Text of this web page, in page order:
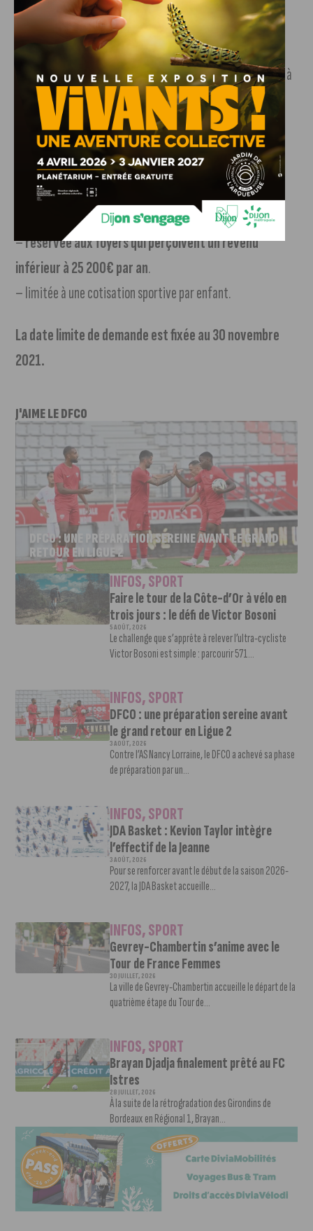
Les conditions pour prétendre à cette aide
Il faut remplir plusieurs conditions pour pouvoir prétendre à
cette aide.
En effet, cette aide est :
réservée aux Dijonnaisqui souhaitent inscrire leur(s)
enfant(s) dans un club sportif dijonnais,
– réservée aux mineur(e)s,
–réservée aux foyers qui perçoivent un revenu
inférieur à 25 200€ par an.
– limitée à une cotisation sportive par enfant.
La date limite de demande est fixée au 30 novembre
2021.
J'AIME LE DFCO
DFCO : UNE PRÉPARATION SEREINE AVANT LE GRAND
RETOUR EN LIGUE 2
INFOS,SPORT
Faire le tour de la Côte-d’Or à vélo en
trois jours : le défi de Victor Bosoni
5 AOÛT, 2026
Le challenge que s’apprête à relever l’ultra-cycliste
Victor Bosoni est simple : parcourir 571...
INFOS,SPORT
DFCO : une préparation sereine avant
le grand retour en Ligue 2
3 AOÛT, 2026
Contre l’AS Nancy Lorraine, le DFCO a achevé sa phase
de préparation par un...
INFOS,SPORT
JDA Basket : Kevion Taylor intègre
l’effectif de la Jeanne
3 AOÛT, 2026
Pour se renforcer avant le début de la saison 2026-
2027, la JDA Basket accueille...
INFOS,SPORT
Gevrey-Chambertin s’anime avec le
Tour de France Femmes
30 JUILLET, 2026
La ville de Gevrey-Chambertin accueille le départ de la
quatrième étape du Tour de...
INFOS,SPORT
Brayan Djadja finalement prêté au FC
Istres
28 JUILLET, 2026
À la suite de la rétrogradation des Girondins de
Bordeaux en Régional 1, Brayan...